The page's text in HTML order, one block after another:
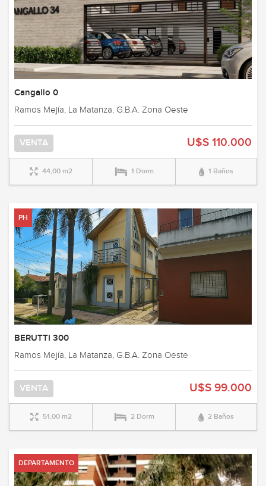
Cangallo 0
Ramos Mejía, La Matanza, G.B.A. Zona Oeste
VENTA U$S 110.000
44,00 m2 1 Dorm 1 Baños
PH
BERUTTI 300
Ramos Mejía, La Matanza, G.B.A. Zona Oeste
VENTA U$S 99.000
51,00 m2 2 Dorm 2 Baños
DEPARTAMENTO